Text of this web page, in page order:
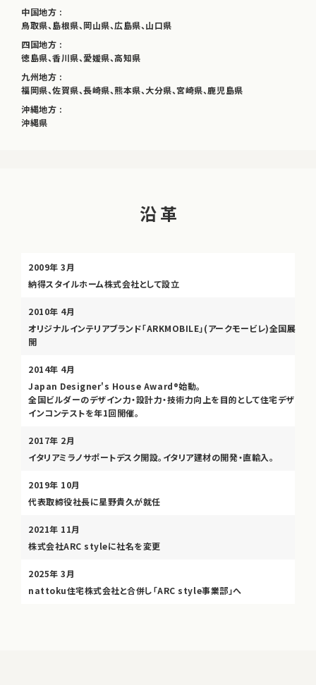
中国地方 :
鳥取県、島根県、岡山県、広島県、山口県
四国地方 :
徳島県、香川県、愛媛県、高知県
九州地方 :
福岡県、佐賀県、長崎県、熊本県、大分県、宮崎県、鹿児島県
沖縄地方 :
沖縄県
沿 革
2009年 3月
納得スタイルホーム株式会社として設立
2010年 4月
オリジナルインテリアブランド「ARKMOBILE」(アークモービレ)全国展
開
2014年 4月
Japan Designer's House Award®始動。
全国ビルダーのデザイン力・設計力・技術力向上を目的として住宅デザ
インコンテストを年1回開催。
2017年 2月
イタリアミラノサポートデスク開設。イタリア建材の開発・直輸入。
2019年 10月
代表取締役社長に星野貴久が就任
2021年 11月
株式会社ARC styleに社名を変更
2025年 3月
nattoku住宅株式会社と合併し「ARC style事業部」へ